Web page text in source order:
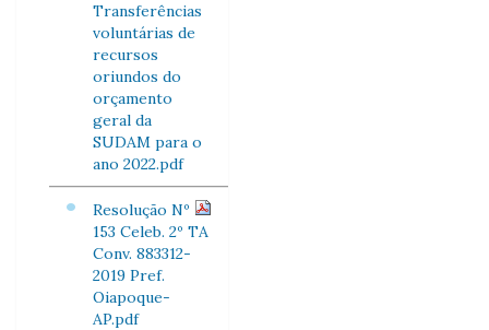
Transferências
voluntárias de
recursos
oriundos do
orçamento
geral da
SUDAM para o
ano 2022.pdf
Resolução Nº
153 Celeb. 2º TA
Conv. 883312-
2019 Pref.
Oiapoque-
AP.pdf